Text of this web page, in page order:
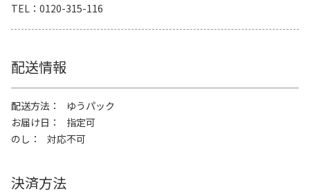
TEL
0120-315-116
配送情報
配送方法
ゆうパック
お届け日
指定可
のし
対応不可
決済方法